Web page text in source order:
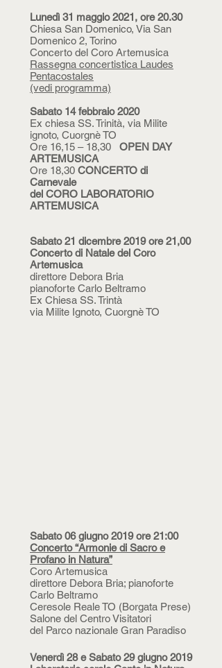
Lunedì 31 maggio 2021, ore 20.30
Chiesa San Domenico, Via San
Domenico 2, Torino
Concerto del Coro Artemusica
Rassegna concertistica Laudes
Pentacostales
(vedi programma)
Sabato 14 febbraio 2020
Ex chiesa SS. Trinità, via Milite
ignoto, Cuorgnè TO
Ore 16,15 – 18,30 OPEN DAY
ARTEMUSICA
Ore 18,30 CONCERTO di
Carnevale
del CORO LABORATORIO
ARTEMUSICA
Sabato 21 dicembre 2019 ore 21,00
Concerto di Natale del Coro
Artemusica
direttore Debora Bria
pianoforte Carlo Beltramo
Ex Chiesa SS. Trintà
via Milite Ignoto, Cuorgnè TO
Sabato 06 giugno 2019 ore 21:00
Concerto “Armonie di Sacro e
Profano in Natura”
Coro Artemusica
direttore Debora Bria; pianoforte
Carlo Beltramo
Ceresole Reale TO (Borgata Prese)
Salone del Centro Visitatori
del Parco nazionale Gran Paradiso
Venerdì 28 e Sabato 29 giugno 2019